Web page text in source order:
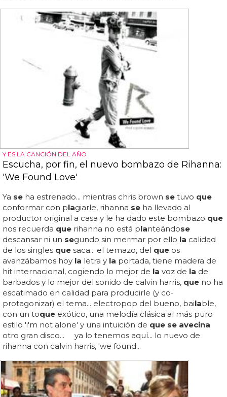
Y ES LA CANCIÓN DEL AÑO
Escucha, por fin, el nuevo bombazo de Rihanna:
'We Found Love'
Ya se ha estrenado... mientras chris brown se tuvo que
conformar con plagiarle, rihanna se ha llevado al
productor original a casa y le ha dado este bombazo que
nos recuerda que rihanna no está planteándose
descansar ni un segundo sin mermar por ello la calidad
de los singles que saca... el temazo, del que os
avanzábamos hoy la letra y la portada, tiene madera de
hit internacional, cogiendo lo mejor de la voz de la de
barbados y lo mejor del sonido de calvin harris, que no ha
escatimado en calidad para producirle (y co-
protagonizar) el tema... electropop del bueno, bailable,
con un toque exótico, una melodía clásica al más puro
estilo 'i'm not alone' y una intuición de que se avecina
otro gran disco... ya lo tenemos aquí... lo nuevo de
rihanna con calvin harris, 'we found...